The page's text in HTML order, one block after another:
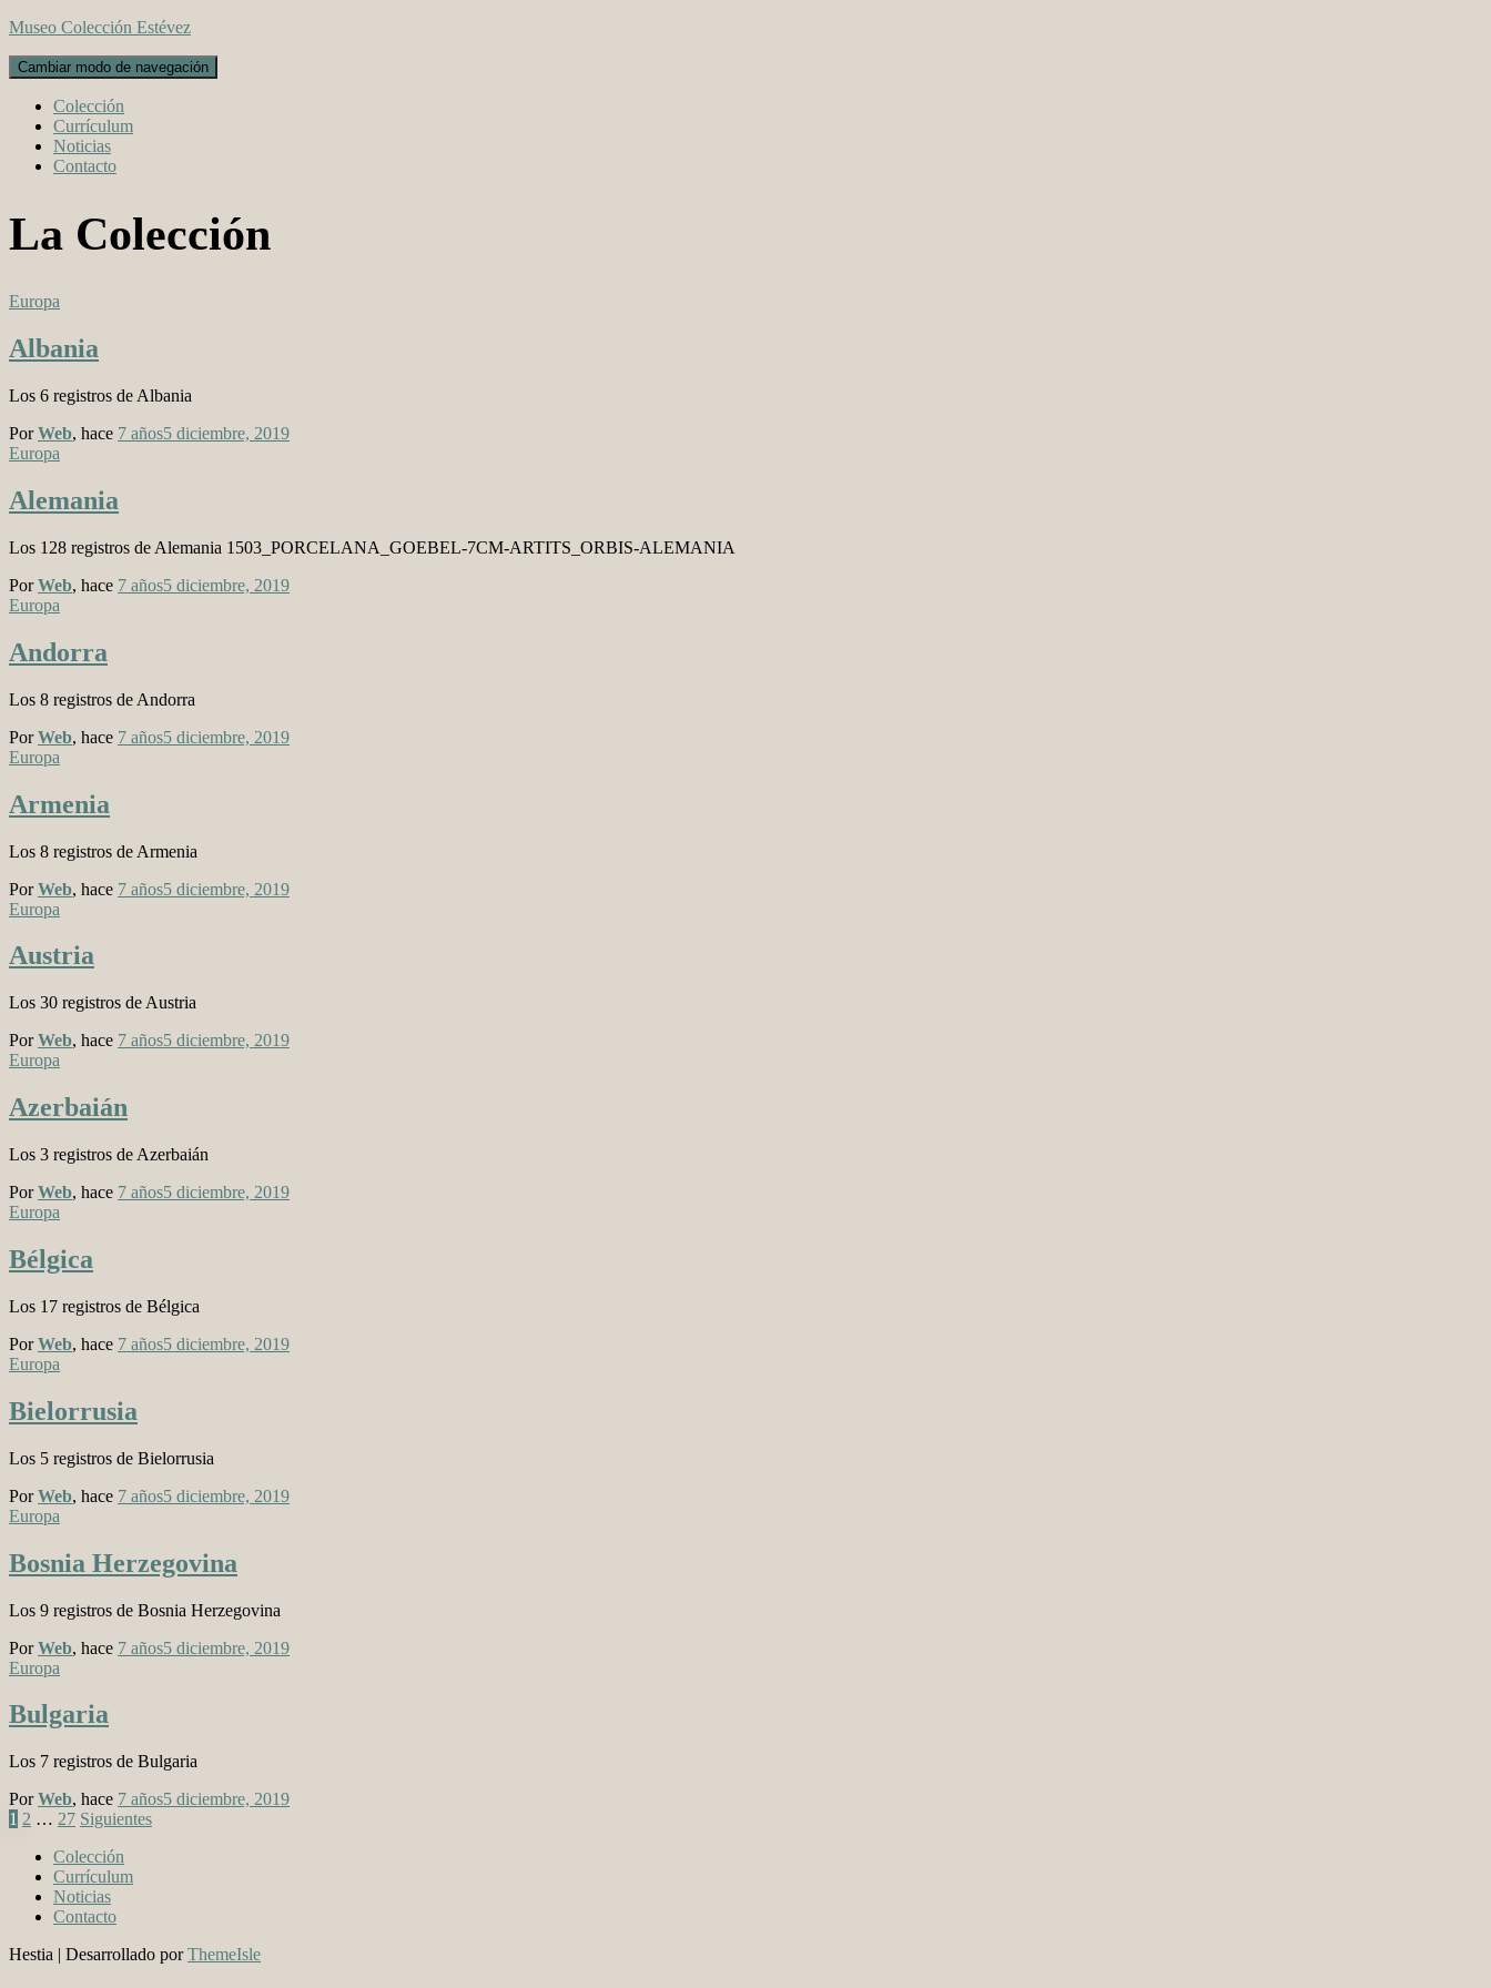
Museo Colección Estévez
Cambiar modo de navegación
Colección
Currículum
Noticias
Contacto
La Colección
Europa
Albania
Los 6 registros de Albania
PorWeb, hace 7 años5 diciembre, 2019
Europa
Alemania
Los 128 registros de Alemania 1503_PORCELANA_GOEBEL-7CM-ARTITS_ORBIS-ALEMANIA
PorWeb, hace 7 años5 diciembre, 2019
Europa
Andorra
Los 8 registros de Andorra
PorWeb, hace 7 años5 diciembre, 2019
Europa
Armenia
Los 8 registros de Armenia
PorWeb, hace 7 años5 diciembre, 2019
Europa
Austria
Los 30 registros de Austria
PorWeb, hace 7 años5 diciembre, 2019
Europa
Azerbaián
Los 3 registros de Azerbaián
PorWeb, hace 7 años5 diciembre, 2019
Europa
Bélgica
Los 17 registros de Bélgica
PorWeb, hace 7 años5 diciembre, 2019
Europa
Bielorrusia
Los 5 registros de Bielorrusia
PorWeb, hace 7 años5 diciembre, 2019
Europa
Bosnia Herzegovina
Los 9 registros de Bosnia Herzegovina
PorWeb, hace 7 años5 diciembre, 2019
Europa
Bulgaria
Los 7 registros de Bulgaria
PorWeb, hace 7 años5 diciembre, 2019
Paginación
entradas
1 2 … 27 Siguientes
Colección
Currículum
Noticias
Contacto
Hestia | Desarrollado porThemeIsle